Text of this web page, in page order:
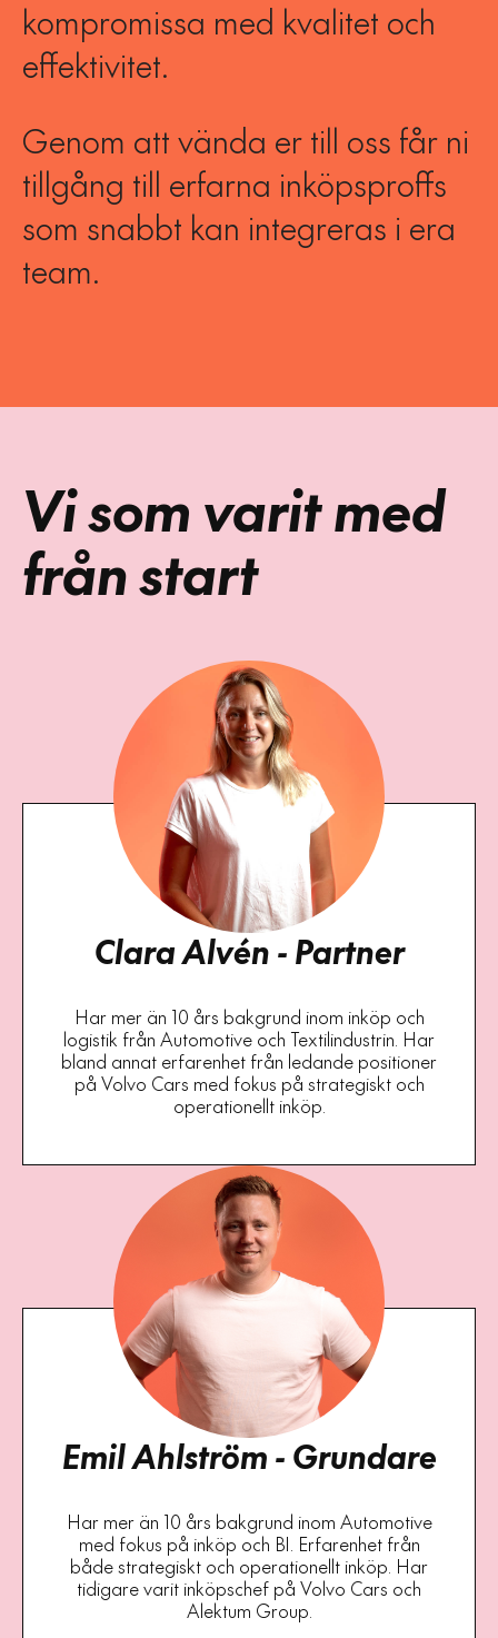
kompromissa med kvalitet och
effektivitet.
Genom att vända er till oss får ni
tillgång till erfarna inköpsproffs
som snabbt kan integreras i era
team.
Vi som varit med
från start
Clara Alvén - Partner
Har mer än 10 års bakgrund inom inköp och
logistik från Automotive och Textilindustrin. Har
bland annat erfarenhet från ledande positioner
på Volvo Cars med fokus på strategiskt och
operationellt inköp.
Emil Ahlström - Grundare
Har mer än 10 års bakgrund inom Automotive
med fokus på inköp och BI. Erfarenhet från
både strategiskt och operationellt inköp. Har
tidigare varit inköpschef på Volvo Cars och
Alektum Group.